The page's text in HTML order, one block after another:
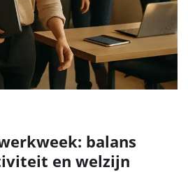
balans
en welzijn